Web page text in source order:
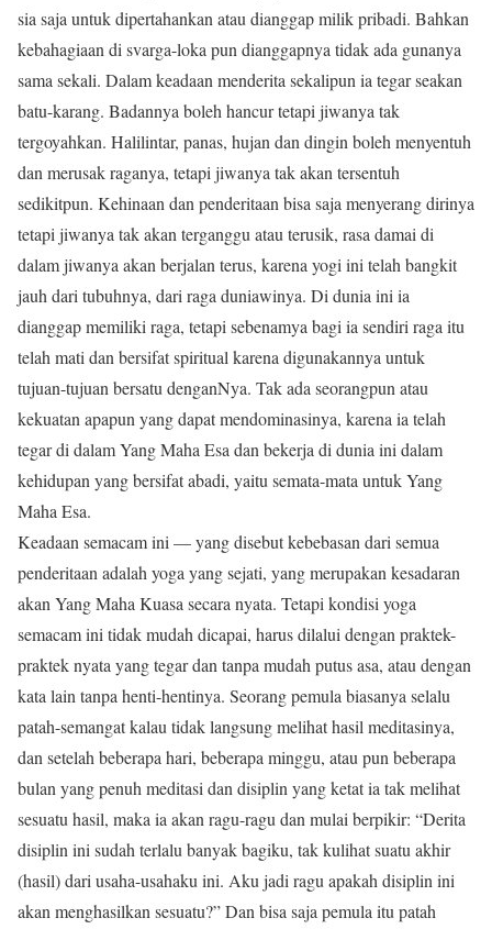
sia saja untuk dipertahankan atau dianggap milik pribadi. Bahkan
kebahagiaan di svarga-loka pun dianggapnya tidak ada gunanya
sama sekali. Dalam keadaan menderita sekalipun ia tegar seakan
batu-karang. Badannya boleh hancur tetapi jiwanya tak
tergoyahkan. Halilintar, panas, hujan dan dingin boleh menyentuh
dan merusak raganya, tetapi jiwanya tak akan tersentuh
sedikitpun. Kehinaan dan penderitaan bisa saja menyerang dirinya
tetapi jiwanya tak akan terganggu atau terusik, rasa damai di
dalam jiwanya akan berjalan terus, karena yogi ini telah bangkit
jauh dari tubuhnya, dari raga duniawinya. Di dunia ini ia
dianggap memiliki raga, tetapi sebenamya bagi ia sendiri raga itu
telah mati dan bersifat spiritual karena digunakannya untuk
tujuan-tujuan bersatu denganNya. Tak ada seorangpun atau
kekuatan apapun yang dapat mendominasinya, karena ia telah
tegar di dalam Yang Maha Esa dan bekerja di dunia ini dalam
kehidupan yang bersifat abadi, yaitu semata-mata untuk Yang
Maha Esa.
Keadaan semacam ini — yang disebut kebebasan dari semua
penderitaan adalah yoga yang sejati, yang merupakan kesadaran
akan Yang Maha Kuasa secara nyata. Tetapi kondisi yoga
semacam ini tidak mudah dicapai, harus dilalui dengan praktek-
praktek nyata yang tegar dan tanpa mudah putus asa, atau dengan
kata lain tanpa henti-hentinya. Seorang pemula biasanya selalu
patah-semangat kalau tidak langsung melihat hasil meditasinya,
dan setelah beberapa hari, beberapa minggu, atau pun beberapa
bulan yang penuh meditasi dan disiplin yang ketat ia tak melihat
sesuatu hasil, maka ia akan ragu-ragu dan mulai berpikir: “Derita
disiplin ini sudah terlalu banyak bagiku, tak kulihat suatu akhir
(hasil) dari usaha-usahaku ini. Aku jadi ragu apakah disiplin ini
akan menghasilkan sesuatu?” Dan bisa saja pemula itu patah